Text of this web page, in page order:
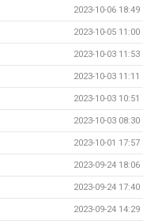
2023-10-06 18:49
2023-10-05 11:00
2023-10-03 11:53
2023-10-03 11:11
2023-10-03 10:51
2023-10-03 08:30
2023-10-01 17:57
2023-09-24 18:06
2023-09-24 17:40
2023-09-24 14:29